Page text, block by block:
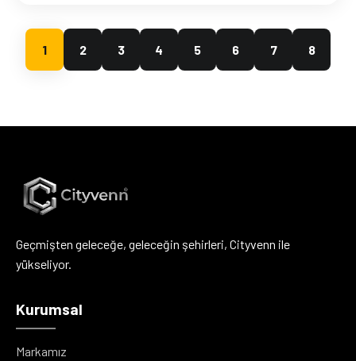
1 2 3 4 5 6 7 8
Geçmişten geleceğe, geleceğin şehirleri, Cityvenn ile
yükseliyor.
Kurumsal
Markamız